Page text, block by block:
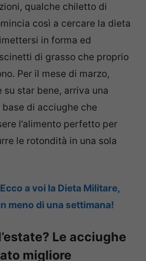
qualche chiletto di
così a cercare la dieta
in forma ed
di grasso che proprio
Per il mese di marzo,
su star bene, arriva una
di acciughe che
l’alimento perfetto per
le rotondità in una sola
Ecco a voi la Dieta Militare,
meno di una settimana!
Le acciughe
migliore